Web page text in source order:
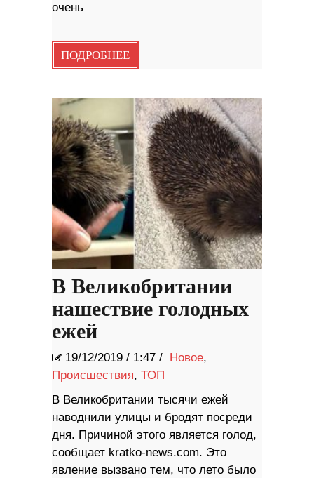
очень
ПОДРОБНЕЕ
В Великобритании
нашествие голодных
ежей
19/12/2019 / 1:47 / Новое,
Происшествия, ТОП
В Великобритании тысячи ежей
наводнили улицы и бродят посреди
дня. Причиной этого является голод,
сообщает kratko-news.com. Это
явление вызвано тем, что лето было